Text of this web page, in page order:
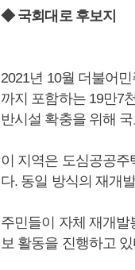
◆ 국회대로 후보지
2021년 10월 더불어
까지 포함하는 19만7
반시설 확충을 위해
이 지역은 도심공공
다. 동일 방식의 재개
주민들이 자체 재개
보 활동을 진행하고